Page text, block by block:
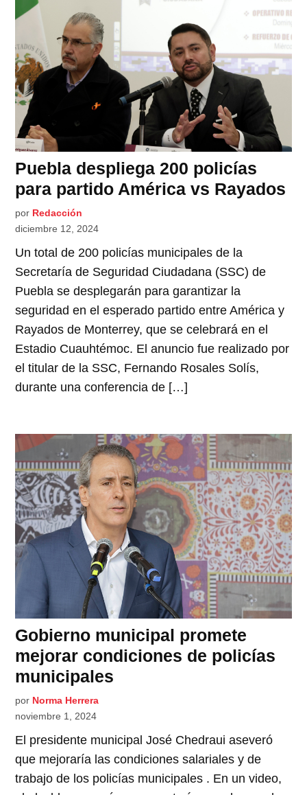
Puebla despliega 200 policías
para partido América vs Rayados
por Redacción
diciembre 12, 2024
Un total de 200 policías municipales de la
Secretaría de Seguridad Ciudadana (SSC) de
Puebla se desplegarán para garantizar la
seguridad en el esperado partido entre América y
Rayados de Monterrey, que se celebrará en el
Estadio Cuauhtémoc. El anuncio fue realizado por
el titular de la SSC, Fernando Rosales Solís,
durante una conferencia de […]
Gobierno municipal promete
mejorar condiciones de policías
municipales
por Norma Herrera
noviembre 1, 2024
El presidente municipal José Chedraui aseveró
que mejoraría las condiciones salariales y de
trabajo de los policías municipales . En un video,